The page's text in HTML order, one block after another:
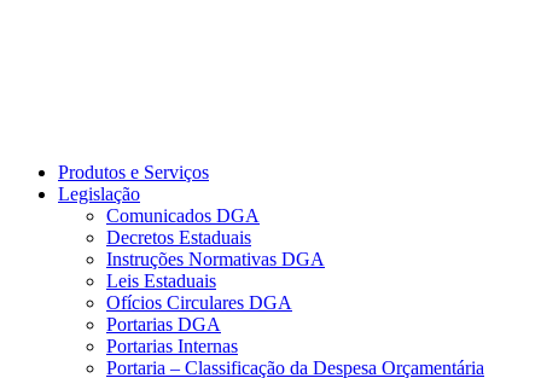
Produtos e Serviços
Legislação
Comunicados DGA
Decretos Estaduais
Instruções Normativas DGA
Leis Estaduais
Ofícios Circulares DGA
Portarias DGA
Portarias Internas
Portaria – Classificação da Despesa Orçamentária